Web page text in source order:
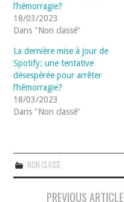
l’hémorragie?
18/03/2023
Dans "Non classé"
La dernière mise à jour de
Spotify: une tentative
désespérée pour arrêter
l’hémorragie?
18/03/2023
Dans "Non classé"
NON CLASSÉ
NavigationPREVIOUS ARTICLE